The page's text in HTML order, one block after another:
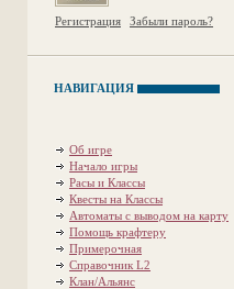
Регистрация Забыли пароль?
НАВИГАЦИЯ
Об игре
Начало игры
Расы и Классы
Квесты на Классы
Автоматы с выводом на карту
Помощь крафтеру
Примерочная
Справочник L2
Клан/Альянс